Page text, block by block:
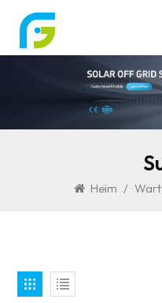
Heim /